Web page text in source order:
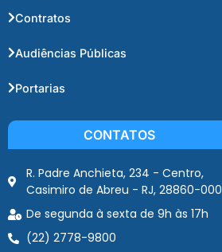
Contratos
Audiências Públicas
Portarias
CONTATOS
R. Padre Anchieta, 234 - Centro,
Casimiro de Abreu - RJ, 28860-000
De segunda à sexta de 9h às 17h
(22) 2778-9800